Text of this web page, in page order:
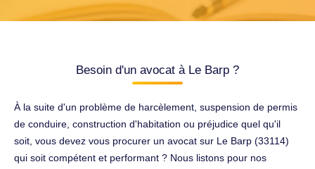
Besoin d'un avocat à Le Barp ?
À la suite d'un problème de harcèlement, suspension de permis
de conduire, construction d'habitation ou préjudice quel qu'il
soit, vous devez vous procurer un avocat sur Le Barp (33114)
qui soit compétent et performant ? Nous listons pour nos